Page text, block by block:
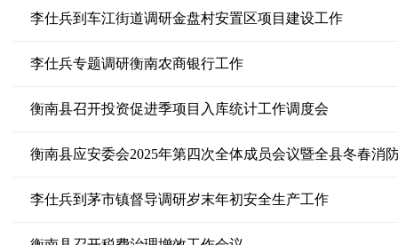
李仕兵到车江街道调研金盘村安置区项目建设工作
李仕兵专题调研衡南农商银行工作
衡南县召开投资促进季项目入库统计工作调度会
衡南县应安委会2025年第四次全体成员会议暨全县冬春消
李仕兵到茅市镇督导调研岁末年初安全生产工作